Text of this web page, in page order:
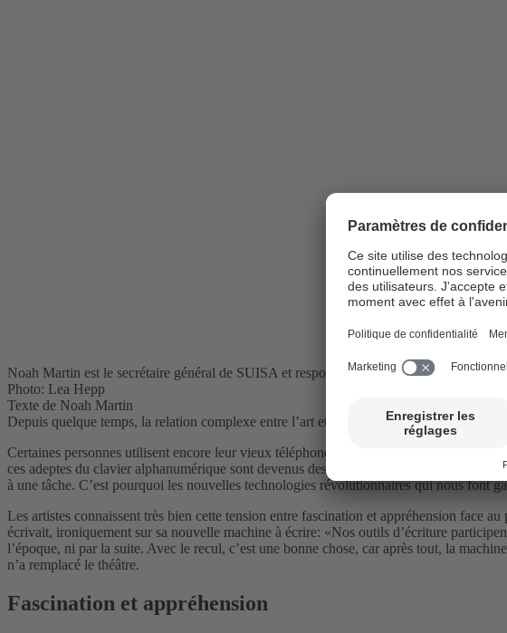
Noah Martin est le secrétaire général de SUISA et responsable du groupe de travail IA.
Photo: Lea Hepp
Texte de Noah Martin
Depuis quelque temps, la relation complexe entre l’art et la technologie prend un
Certaines personnes utilisent encore leur vieux téléphone portable et appuient trois
ces adeptes du clavier alphanumérique sont devenus des marginaux, tandis que les
à une tâche. C’est pourquoi les nouvelles technologies révolutionnaires qui nous font
Les artistes connaissent très bien cette tension entre fascination et appréhension face
écrivait, ironiquement sur sa nouvelle machine à écrire: «Nos outils d’écriture
l’époque, ni par la suite. Avec le recul, c’est une bonne chose, car après tout, la
n’a remplacé le théâtre.
Fascination et appréhension